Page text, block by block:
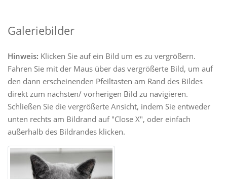
Galeriebilder
Hinweis: Klicken Sie auf ein Bild um es zu vergrößern.
Fahren Sie mit der Maus über das vergrößerte Bild, um auf
den dann erscheinenden Pfeiltasten am Rand des Bildes
direkt zum nächsten/ vorherigen Bild zu navigieren.
Schließen Sie die vergrößerte Ansicht, indem Sie entweder
unten rechts am Bildrand auf "Close X", oder einfach
außerhalb des Bildrandes klicken.